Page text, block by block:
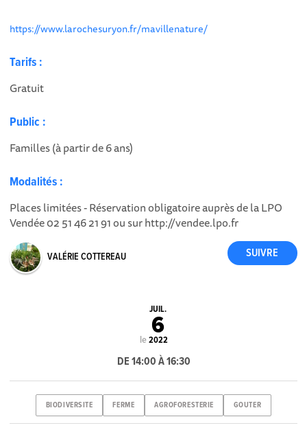
https://www.larochesuryon.fr/mavillenature/
Tarifs :
Gratuit
Public :
Familles (à partir de 6 ans)
Modalités :
Places limitées - Réservation obligatoire auprès de la LPO
Vendée 02 51 46 21 91 ou sur http://vendee.lpo.fr
VALÉRIE COTTEREAU
le
JUIL.
6
2022
DE 14:00 À 16:30
BIODIVERSITE FERME AGROFORESTERIE GOUTER